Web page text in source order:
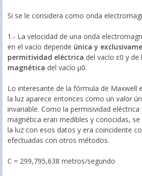
Si se le considera como onda
1.- La velocidad de una onda
en el vacío depende única y
permitividad eléctrica del vacío ε0 y de
magnética del vacío μ0.
Lo interesante de la fórmula de Maxwell
la luz aparece entonces como un valor
invariable. Como la permisividad
magnética eran medibles y conocidas,
la luz con esos datos y era coincidente
efectuadas con otros métodos.
C = 299,795,638 metros/segundo